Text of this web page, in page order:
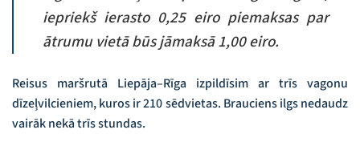
iepriekš ierasto 0,25 eiro piemaksas par
ātrumu vietā būs jāmaksā 1,00 eiro.
Reisus maršrutā Liepāja–Rīga izpildīsim ar trīs vagonu
dīzeļvilcieniem, kuros ir 210 sēdvietas. Brauciens ilgs nedaudz
vairāk nekā trīs stundas.